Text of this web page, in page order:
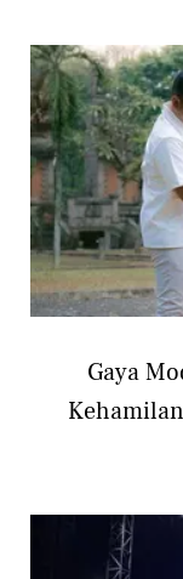
Gaya